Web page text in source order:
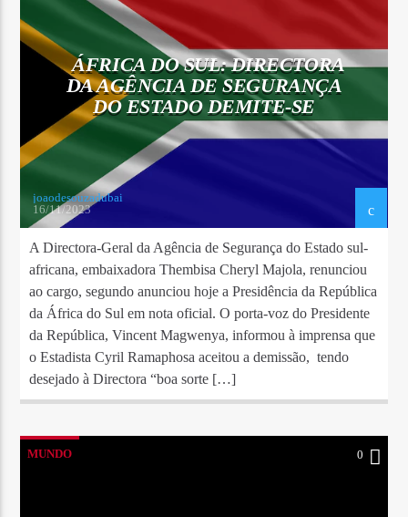
ÁFRICA DO SUL: DIRECTORA
DA AGÊNCIA DE SEGURANÇA
DO ESTADO DEMITE-SE
joaodesouzadubai
16/11/2023
A Directora-Geral da Agência de Segurança do Estado sul-
africana, embaixadora Thembisa Cheryl Majola, renunciou
ao cargo, segundo anunciou hoje a Presidência da República
da África do Sul em nota oficial. O porta-voz do Presidente
da República, Vincent Magwenya, informou à imprensa que
o Estadista Cyril Ramaphosa aceitou a demissão, tendo
desejado à Directora “boa sorte […]
MUNDO 0